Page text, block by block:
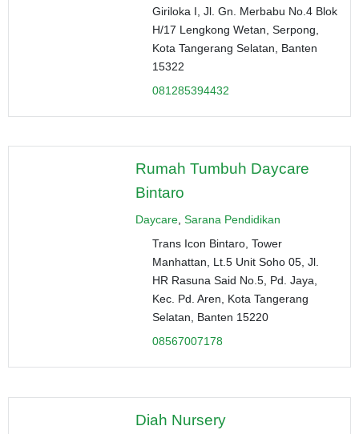
Giriloka I, Jl. Gn. Merbabu No.4 Blok
H/17 Lengkong Wetan, Serpong,
Kota Tangerang Selatan, Banten
15322
081285394432
Rumah Tumbuh Daycare
Bintaro
Daycare, Sarana Pendidikan
Trans Icon Bintaro, Tower
Manhattan, Lt.5 Unit Soho 05, Jl.
HR Rasuna Said No.5, Pd. Jaya,
Kec. Pd. Aren, Kota Tangerang
Selatan, Banten 15220
08567007178
Diah Nursery